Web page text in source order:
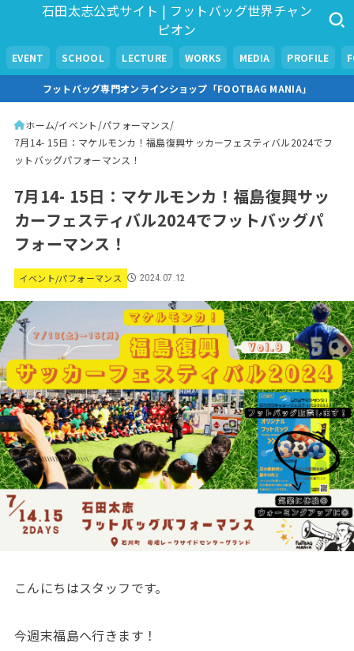
石田太志公式サイト | フットバッグ世界チャン
ピオン
EVENT SCHOOL LECTURE WORKS MEDIA PROFILE
フットバッグ専門オンラインショップ「FOOTBAG MANIA」
ホーム イベント/パフォーマンス
7月14- 15日：マケルモンカ！福島復興サッカーフェスティバル2024でフ
ットバッグパフォーマンス！
7月14- 15日：マケルモンカ！福島復興サッ
カーフェスティバル2024でフットバッグパ
フォーマンス！
イベント/パフォーマンス 2024.07.12
こんにちはスタッフです。
今週末福島へ行きます！